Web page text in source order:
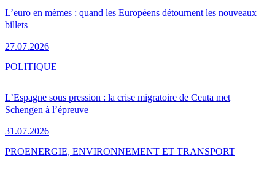
L’euro en mèmes : quand les Européens détournent les nouveaux
billets
27.07.2026
L’Espagne sous pression : la crise migratoire de Ceuta met
Schengen à l’épreuve
31.07.2026
POLITIQUE
PROENERGIE, ENVIRONNEMENT ET TRANSPORT